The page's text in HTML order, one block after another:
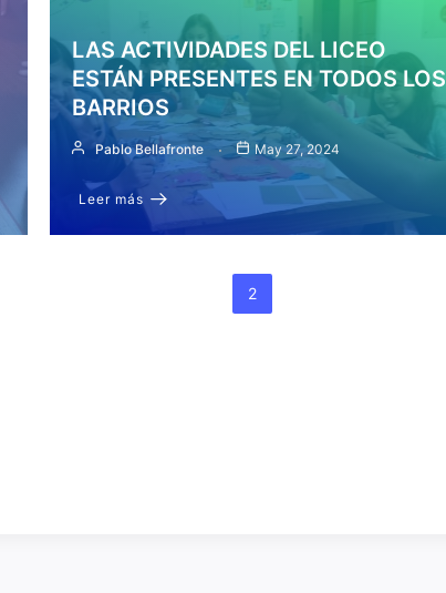
LAS ACTIVIDADES DEL LICEO
ESTÁN PRESENTES EN TODOS LOS
BARRIOS
Pablo Bellafronte May 27, 2024
Leer más
2